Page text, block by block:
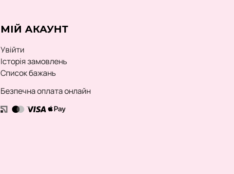
МІЙ АКАУНТ
Увійти
Історія замовлень
Список бажань
Безпечна оплата онлайн